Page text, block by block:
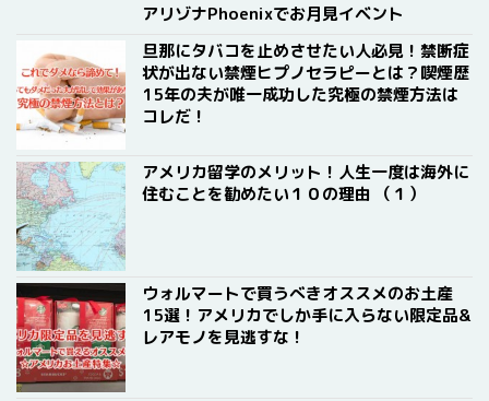
アリゾナPhoenixでお月見イベント
旦那にタバコを止めさせたい人必見！禁断症
状が出ない禁煙ヒプノセラピーとは？喫煙歴
15年の夫が唯一成功した究極の禁煙方法は
コレだ！
アメリカ留学のメリット！人生一度は海外に
住むことを勧めたい１０の理由 （１）
ウォルマートで買うべきオススメのお土産
15選！アメリカでしか手に入らない限定品&
レアモノを見逃すな！